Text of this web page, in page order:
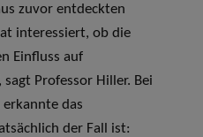
zuvor entdeckten
interessiert, ob die
Einfluss auf
Professor Hiller. Bei
das
der Fall ist: